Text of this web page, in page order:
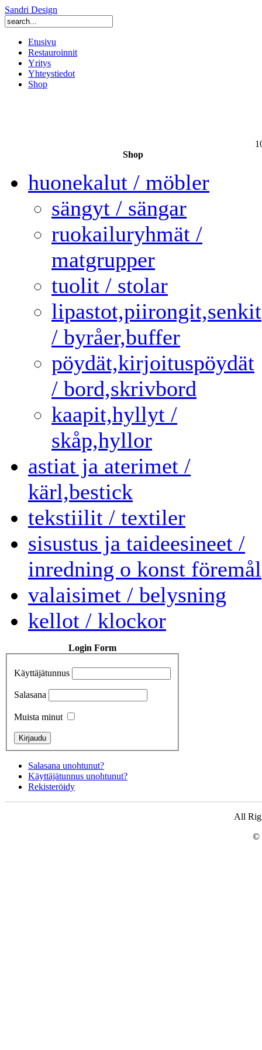
Sandri Design
Etusivu
Restauroinnit
Yritys
Yhteystiedot
Shop
Shop
huonekalut / möbler
sängyt / sängar
ruokailuryhmät /
matgrupper
tuolit / stolar
lipastot,piirongit,senkit
/ byråer,buffer
pöydät,kirjoituspöydät
/ bord,skrivbord
kaapit,hyllyt /
skåp,hyllor
astiat ja aterimet /
kärl,bestick
tekstiilit / textiler
sisustus ja taideesineet /
inredning o konst föremål
valaisimet / belysning
kellot / klockor
Login Form
Käyttäjätunnus
Salasana
Muista minut
Salasana unohtunut?
Käyttäjätunnus unohtunut?
Rekisteröidy
All
©